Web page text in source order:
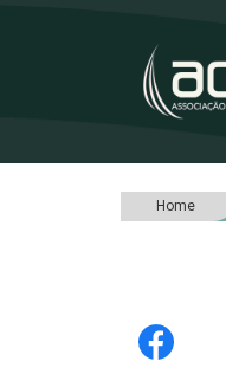
Home